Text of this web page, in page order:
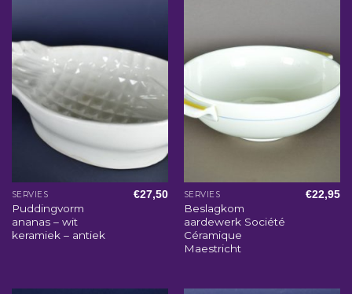
SERVIES
Puddingvorm
ananas – wit
keramiek – antiek
€27,50 SERVIES
Beslagkom
aardewerk Société
Céramique
Maestricht
€22,95